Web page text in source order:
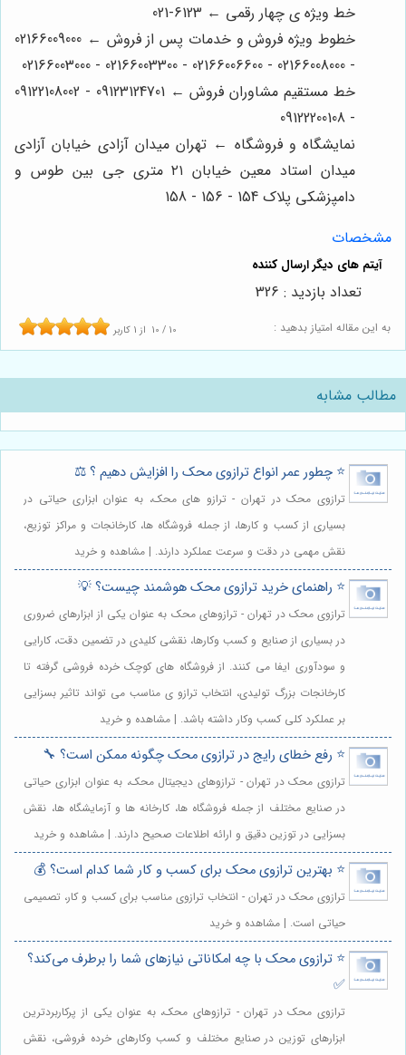
خط ویژه ی چهار رقمی ← 6123-021
خطوط ویژه فروش و خدمات پس از فروش ← 02166009000
- 02166008000 - 02166006600 - 02166003300 - 02166003000
خط مستقیم مشاوران فروش ← 09123124701 - 09122108002
- 09122200108
نمایشگاه و فروشگاه ← تهران میدان آزادی خیابان آزادی
میدان استاد معین خیابان ۲۱ متری جی بین طوس و
دامپزشکی پلاک 154 - 156 - 158
مشخصات
به این مقاله امتیاز بدهید : 10 / 10 از1 کاربر
تعداد بازدید : 326
مطالب مشابه
⭐️ چطور عمر انواع ترازوی محک را افزایش دهیم ؟ ⚖️
ترازوی محک در تهران - ترازو های محک، به عنوان ابزاری حیاتی در
بسیاری از کسب و کارها، از جمله فروشگاه ها، کارخانجات و مراکز توزیع،
نقش مهمی در دقت و سرعت عملکرد دارند. | مشاهده و خرید
⭐️ راهنمای خرید ترازوی محک هوشمند چیست؟ 💡
ترازوی محک در تهران - ترازوهای محک به عنوان یکی از ابزارهای ضروری
در بسیاری از صنایع و کسب وکارها، نقشی کلیدی در تضمین دقت، کارایی
و سودآوری ایفا می کنند. از فروشگاه های کوچک خرده فروشی گرفته تا
کارخانجات بزرگ تولیدی، انتخاب ترازو ی مناسب می تواند تاثیر بسزایی
بر عملکرد کلی کسب وکار داشته باشد. | مشاهده و خرید
⭐️ رفع خطای رایج در ترازوی محک چگونه ممکن است؟ 🔧
ترازوی محک در تهران - ترازوهای دیجیتال محک، به عنوان ابزاری حیاتی
در صنایع مختلف از جمله فروشگاه ها، کارخانه ها و آزمایشگاه ها، نقش
بسزایی در توزین دقیق و ارائه اطلاعات صحیح دارند. | مشاهده و خرید
⭐️ بهترین ترازوی محک برای کسب و کار شما کدام است؟ 💰
ترازوی محک در تهران - انتخاب ترازوی مناسب برای کسب و کار، تصمیمی
حیاتی است. | مشاهده و خرید
⭐️ ترازوی محک با چه امکاناتی نیازهای شما را برطرف می‌کند؟
✅
ترازوی محک در تهران - ترازوهای محک، به عنوان یکی از پرکاربردترین
ابزارهای توزین در صنایع مختلف و کسب وکارهای خرده فروشی، نقش